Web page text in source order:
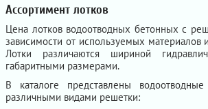
Ассортимент лотков
Цена лотков водоотводных бетонных с
зависимости от используемых материалов
Лотки различаются шириной
габаритными размерами.
В каталоге представлены
различными видами решетки: